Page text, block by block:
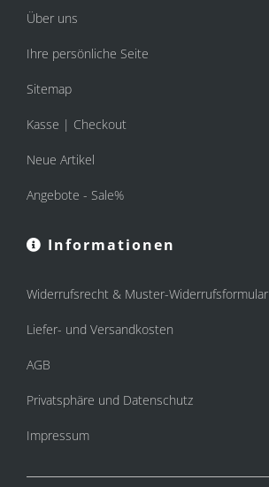
Über uns
Ihre persönliche Seite
Sitemap
Kasse | Checkout
Neue Artikel
Angebote - Sale%
Informationen
Widerrufsrecht & Muster-Widerrufsformular
Liefer- und Versandkosten
AGB
Privatsphäre und Datenschutz
Impressum